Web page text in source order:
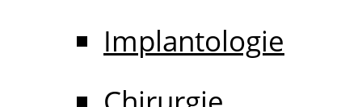
Implantologie